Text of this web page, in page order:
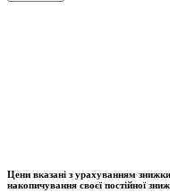
Цени вказані з урахуванням
накопичування своєї постійної